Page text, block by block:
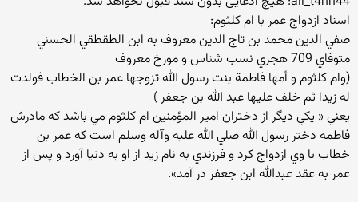
اسناد ازدواج عمر با ام کلثوم:
صفي الدين محمد بن تاج الدين معروف به ابن الطقطقي الحسني
متوفاي 709 هجري نسب شناس و مورخ معروف
(وام كلثوم و أمها فاطمة‌ بنت رسول الله تزوجها عمر بن الخطاب فولدت
له زيدا ثم خلف عليها عبد الله بن جعفر )
يعني « يكي ديگر از دختران امير المؤمنين ام كلثوم مي باشد كه مادرش
فاطمه دختر رسول الله صلي الله عليه وآله وسلم است كه عمر بن
خطاب با وي ازدواج كرد و فرزندي به نام زيد از او به دنيا آورد و پس از
عمر به عقد عبدالله ابن جعفر در آمد».